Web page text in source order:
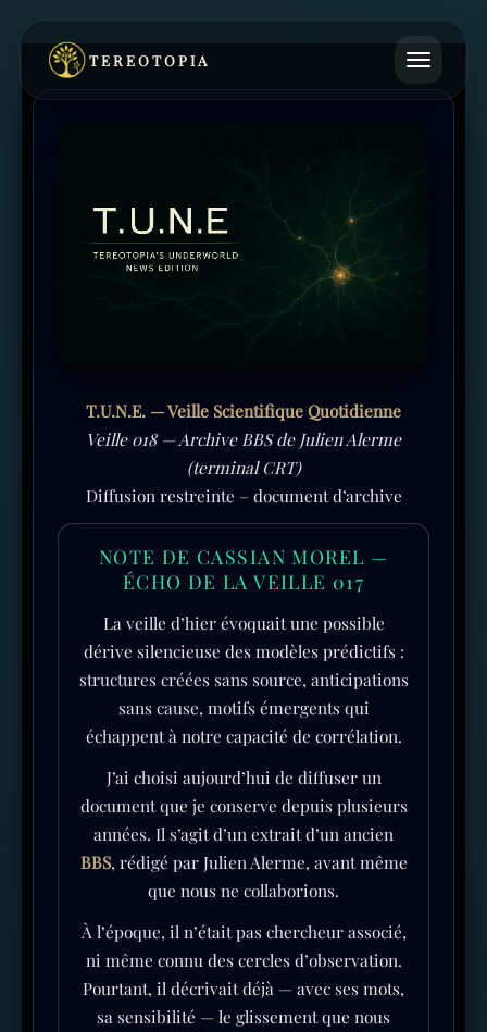
TEREOTOPIA
T.U.N.E. — Veille Scientifique Quotidienne
Veille 018 — Archive BBS de Julien Alerme
(terminal CRT)
Diffusion restreinte – document d’archive
NOTE DE CASSIAN MOREL —
ÉCHO DE LA VEILLE 017
La veille d’hier évoquait une possible
dérive silencieuse des modèles prédictifs :
structures créées sans source, anticipations
sans cause, motifs émergents qui
échappent à notre capacité de corrélation.
J’ai choisi aujourd’hui de diffuser un
document que je conserve depuis plusieurs
années. Il s’agit d’un extrait d’un ancien
BBS, rédigé par Julien Alerme, avant même
que nous ne collaborions.
À l’époque, il n’était pas chercheur associé,
ni même connu des cercles d’observation.
Pourtant, il décrivait déjà — avec ses mots,
sa sensibilité — le glissement que nous